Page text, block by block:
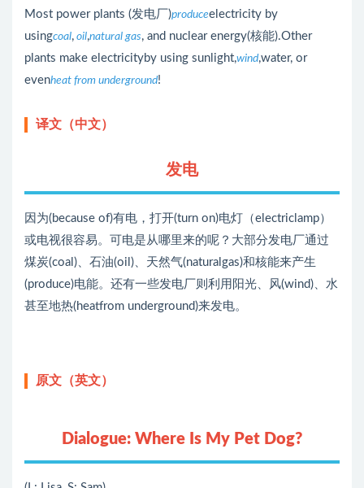
Most power plants (发电厂)produceelectricity by
usingcoal, oil,natural gas, and nuclear energy(核能).Other
plants make electricityby using sunlight,wind,water, or
evenheat from underground!
译文（中文）
发电
因为(because of)有电，打开(turn on)电灯（electriclamp）
或电视很容易。可电是从哪里来的呢？大部分发电厂通过
煤炭(coal)、石油(oil)、天然气(naturalgas)和核能来产生
(produce)电能。还有一些发电厂则利用阳光、风(wind)、水
甚至地热(heatfrom underground)来发电。
原文（英文）
Dialogue: Where Is My Pet Dog?